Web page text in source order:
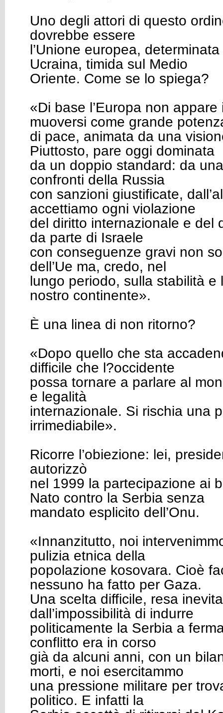
Uno degli attori di questo
dovrebbe essere
l’Unione europea,
Ucraina, timida sul Medio
Oriente. Come se lo spiega?
«Di base l’Europa non
muoversi come grande
di pace, animata da una
Piuttosto, pare oggi dominata
da un doppio standard: da
confronti della Russia
con sanzioni giustificate,
accettiamo ogni violazione
del diritto internazionale e del
da parte di Israele
con conseguenze gravi non
dell’Ue ma, credo, nel
lungo periodo, sulla stabilità e
nostro continente».
È una linea di non ritorno?
«Dopo quello che sta
difficile che l?occidente
possa tornare a parlare al
e legalità
internazionale. Si rischia una
irrimediabile».
Ricorre l’obiezione: lei,
autorizzò
nel 1999 la partecipazione ai
Nato contro la Serbia senza
mandato esplicito dell’Onu.
«Innanzitutto, noi
pulizia etnica della
popolazione kosovara. Cioè
nessuno ha fatto per Gaza.
Una scelta difficile, resa
dall’impossibilità di indurre
politicamente la Serbia a
conflitto era in corso
già da alcuni anni, con un
morti, e noi esercitammo
una pressione militare per
politico. E infatti la